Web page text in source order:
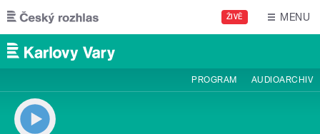
Přejít k hlavnímu obsahu
ŽIVĚ MENU
PROGRAM AUDIOARCHIV